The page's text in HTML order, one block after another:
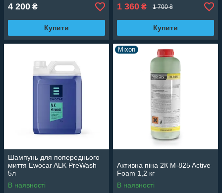
4 200 ₴
Купити
1 360 ₴ 1 700 ₴
Купити
Шампунь для попереднього
миття Ewocar ALK PreWash
5л
В наявності
Mixon
Активна піна 2К M-825 Active
Foam 1,2 кг
В наявності